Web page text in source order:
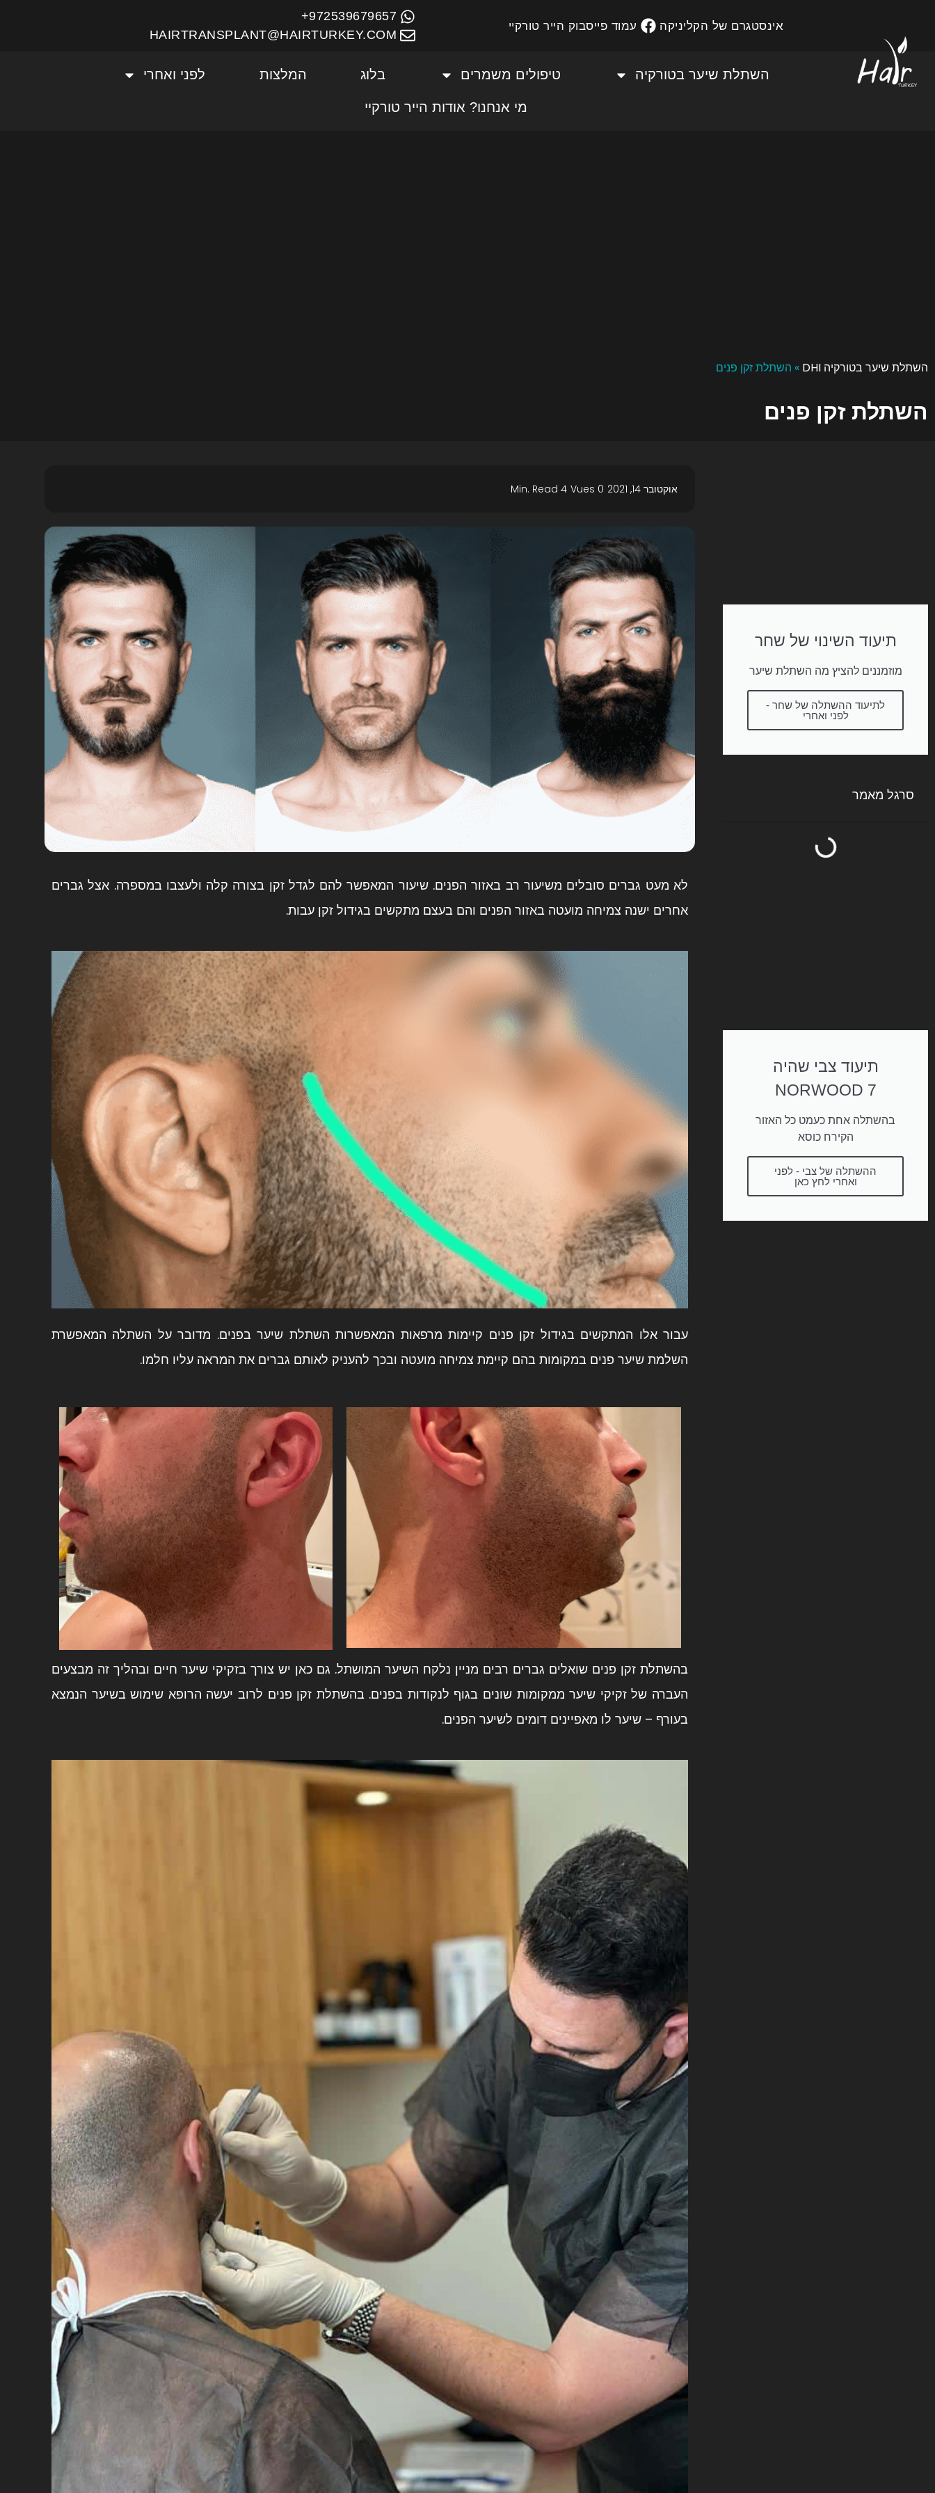
אינסטגרם של הקליניקה עמוד פייסבוק הייר טורקיי
972539679657+
HAIRTRANSPLANT@HAIRTURKEY.COM
השתלת שיער בטורקיה טיפולים משמרים בלוג המלצות לפני ואחרי
מי אנחנו? אודות הייר טורקיי
השתלת שיער בטורקיה DHI » השתלת זקן פנים
השתלת זקן פנים
תיעוד השינוי של שחר
מוזמננים להציץ מה השתלת שיער
לתיעוד ההשתלה של שחר -
לפני ואחרי
סרגל מאמר
תיעוד צבי שהיה
NORWOOD 7
בהשתלה אחת כעמט כל האזור
הקירח כוסא
ההשתלה של צבי - לפני
ואחרי לחץ כאן
אוקטובר 14, 2021 0 Vues
4 Min. Read
לא מעט גברים סובלים משיעור רב באזור הפנים. שיעור המאפשר להם לגדל זקן בצורה קלה ולעצבו במספרה. אצל גברים
אחרים ישנה צמיחה מועטה באזור הפנים והם בעצם מתקשים בגידול זקן עבות.
עבור אלו המתקשים בגידול זקן פנים קיימות מרפאות המאפשרות השתלת שיער בפנים. מדובר על השתלה המאפשרת
השלמת שיער פנים במקומות בהם קיימת צמיחה מועטה ובכך להעניק לאותם גברים את המראה עליו חלמו.
בהשתלת זקן פנים שואלים גברים רבים מניין נלקח השיער המושתל. גם כאן יש צורך בזקיקי שיער חיים ובהליך זה מבצעים
העברה של זקיקי שיער ממקומות שונים בגוף לנקודות בפנים. בהשתלת זקן פנים לרוב יעשה הרופא שימוש בשיער הנמצא
בעורף – שיער לו מאפיינים דומים לשיער הפנים.